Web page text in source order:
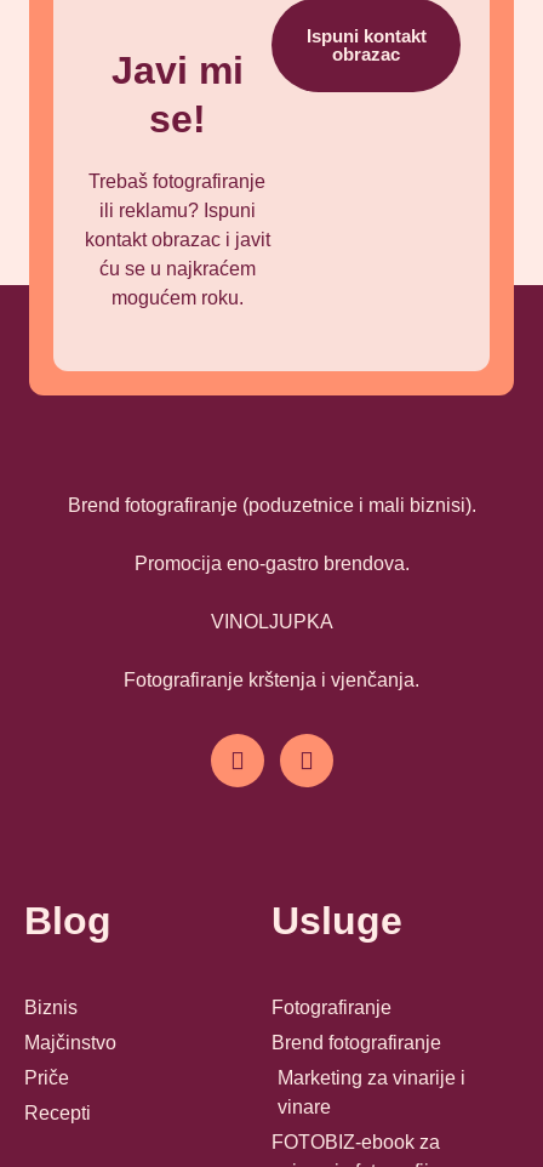
Javi mi
se!
Trebaš fotografiranje
ili reklamu? Ispuni
kontakt obrazac i javit
ću se u najkraćem
mogućem roku.
Ispuni kontakt
obrazac
Brend fotografiranje (poduzetnice i mali biznisi).
Promocija eno-gastro brendova.
VINOLJUPKA
Fotografiranje krštenja i vjenčanja.
Blog
Biznis
Majčinstvo
Priče
Recepti
Usluge
Fotografiranje
Brend fotografiranje
Marketing za vinarije i
vinare
FOTOBIZ-ebook za